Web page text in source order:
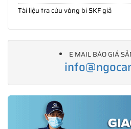
Tài liệu tra cứu vòng bi SKF giả
E MAIL BÁO GIÁ